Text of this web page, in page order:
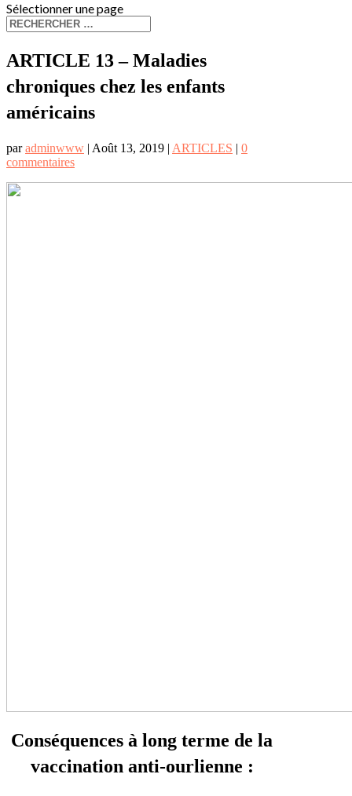
Sélectionner une page
ARTICLE 13 – Maladies
chroniques chez les enfants
américains
paradminwww | Août 13, 2019 | ARTICLES | 0
commentaires
Conséquences à long terme de la
vaccination anti-ourlienne :